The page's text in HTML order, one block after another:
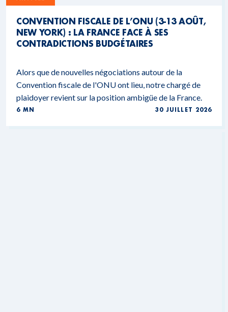
CONVENTION FISCALE DE L’ONU (3-13 AOÛT,
NEW YORK) : LA FRANCE FACE À SES
CONTRADICTIONS BUDGÉTAIRES
Alors que de nouvelles négociations autour de la
Convention fiscale de l'ONU ont lieu, notre chargé de
plaidoyer revient sur la position ambigüe de la France.
6 MN 30 JUILLET 2026